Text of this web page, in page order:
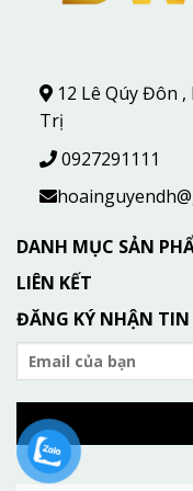
12 Lê Qúy Đôn ,
Trị
0927291111
DANH MỤC SẢN
LIÊN KẾT
ĐĂNG KÝ NHẬN TIN